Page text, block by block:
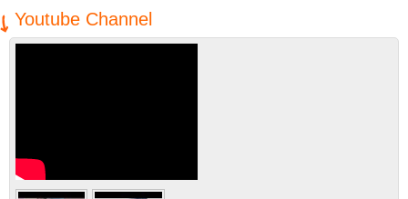
Youtube Channel